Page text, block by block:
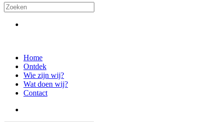
Home
Ontdek
Wie zijn wij?
Wat doen wij?
Contact